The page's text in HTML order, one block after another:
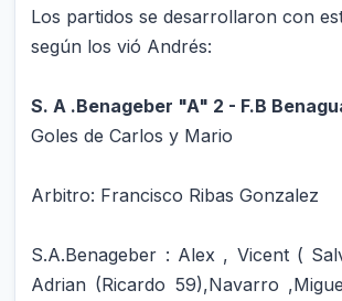
Los partidos se desarrollaron con
según los vió Andrés:
S. A .Benageber "A" 2 - F.B Be
Goles de Carlos y Mario
Arbitro: Francisco Ribas Gonzalez
S.A.Benageber : Alex , Vicent (
Adrian (Ricardo 59),Navarro